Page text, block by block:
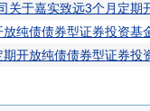
关于嘉实致远3个月定期
纯债债券型证券投资
开放纯债债券型证券